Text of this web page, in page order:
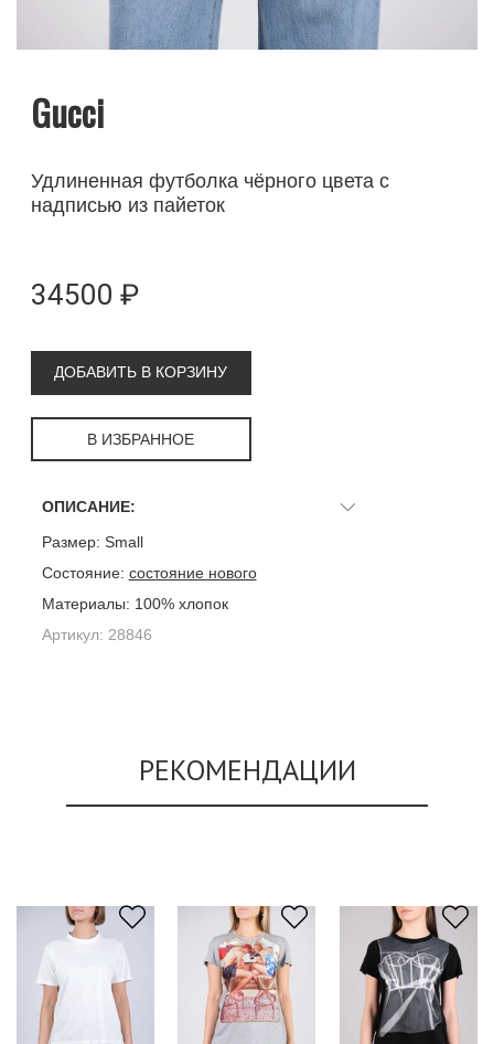
Gucci
Удлиненная футболка чёрного цвета с
надписью из пайеток
34500 ₽
ДОБАВИТЬ В КОРЗИНУ
В ИЗБРАННОЕ
ОПИСАНИЕ:
Размер: Small
Состояние: состояние нового
Материалы: 100% хлопок
Артикул: 28846
РЕКОМЕНДАЦИИ